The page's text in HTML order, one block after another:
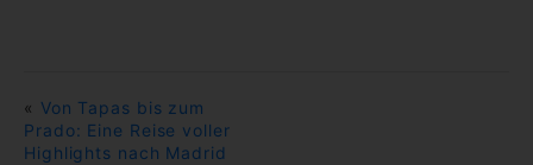
« Von Tapas bis zum
Prado: Eine Reise voller
Highlights nach Madrid